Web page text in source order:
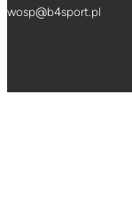
wosp@b4sport.pl